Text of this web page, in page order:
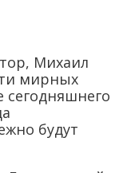
Михаил
мирных
сегодняшнего
будут